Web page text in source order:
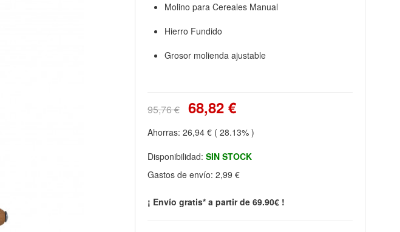
Molino para Cereales Manual
Hierro Fundido
Grosor molienda ajustable
95,76 € 68,82 €
Ahorras: 26,94 € ( 28.13% )
Disponibilidad: SIN STOCK
Gastos de envío: 2,99 €
¡ Envío gratis* a partir de 69.90€ !